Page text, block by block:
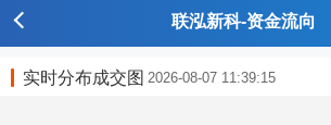
联泓新科-资金流向
实时分布成交图 2026-08-07 11:39:15